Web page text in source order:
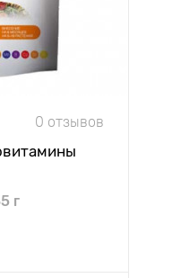
0 отзывов
г